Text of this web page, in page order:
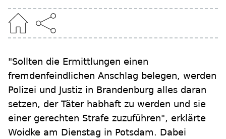
"Sollten die Ermittlungen einen
fremdenfeindlichen Anschlag belegen, werden
Polizei und Justiz in Brandenburg alles daran
setzen, der Täter habhaft zu werden und sie
einer gerechten Strafe zuzuführen", erklärte
Woidke am Dienstag in Potsdam. Dabei